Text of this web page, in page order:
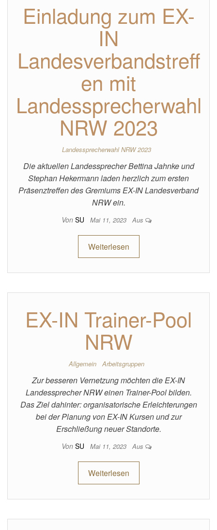
Einladung zum EX-
IN
Landesverbandstreff
en mit
Landessprecherwahl
NRW 2023
Landessprecherwahl NRW 2023
Die aktuellen Landessprecher Bettina Jahnke und
Stephan Hekermann laden herzlich zum ersten
Präsenztreffen des Gremiums EX-IN Landesverband
NRW ein.
Von SU Mai 11, 2023 Aus
Weiterlesen
EX-IN Trainer-Pool
NRW
Allgemein Arbeitsgruppen
Zur besseren Vernetzung möchten die EX-IN
Landessprecher NRW einen Trainer-Pool bilden.
Das Ziel dahinter: organisatorische Erleichterungen
bei der Planung von EX-IN Kursen und zur
Erschließung neuer Standorte.
Von SU Mai 11, 2023 Aus
Weiterlesen